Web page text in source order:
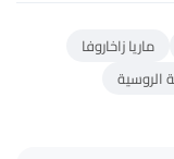
ماريا زاخاروفا
الروسية